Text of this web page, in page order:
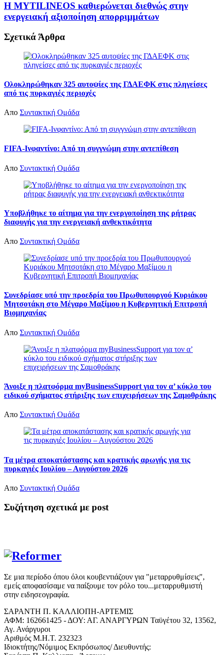
Η MYTILINEOS καθιερώνεται διεθνώς στην
ενεργειακή αξιοποίηση απορριμμάτων
Σχετικά Άρθρα
Ολοκληρώθηκαν 325 αυτοψίες της ΓΔΑΕΦΚ στις πληγείσες
από τις πυρκαγιές περιοχές
Απο Συντακτική Ομάδα
FIFA-Ινφαντίνο: Από τη συγγνώμη στην αντεπίθεση
Απο Συντακτική Ομάδα
Υποβλήθηκε το αίτημα για την ενεργοποίηση της ρήτρας
διαφυγής για την ενεργειακή ανθεκτικότητα
Απο Συντακτική Ομάδα
Συνεδρίασε υπό την προεδρία του Πρωθυπουργού Κυριάκου
Μητσοτάκη στο Μέγαρο Μαξίμου η Κυβερνητική Επιτροπή
Βιομηχανίας
Απο Συντακτική Ομάδα
Άνοιξε η πλατφόρμα myBusinessSupport για τον α’ κύκλο του
ειδικού σχήματος στήριξης των επιχειρήσεων της Σαμοθράκης
Απο Συντακτική Ομάδα
Τα μέτρα αποκατάστασης και κρατικής αρωγής για τις
πυρκαγιές Ιουλίου – Αυγούστου 2026
Απο Συντακτική Ομάδα
Συζήτηση σχετικά με post
Σε μια περίοδο όπου όλοι κουβεντιάζουν για "μεταρρυθμίσεις",
εμείς αποφασίσαμε να παίξουμε τον ρόλο του...μεταρρυθμιστή
στην ειδησεογραφία.
ΣΑΡΑΝΤΗ Π. ΚΑΛΛΙΟΠΗ-ΑΡΤΕΜΙΣ
ΑΦΜ: 162661425 - ΔΟΥ: ΑΓ. ΑΝΑΡΓΥΡΩΝ Ταϋγέτου 32, 13562,
Αγ. Ανάργυροι
Αριθμός Μ.Η.Τ. 232323
Ιδιοκτήτης/Νόμιμος Εκπρόσωπος/ Διευθυντής: